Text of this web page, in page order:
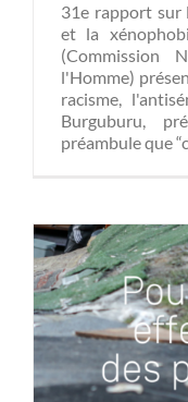
31e rapport sur
et la
(Commission
l'Homme)
racisme,
Burguburu,
préambule que